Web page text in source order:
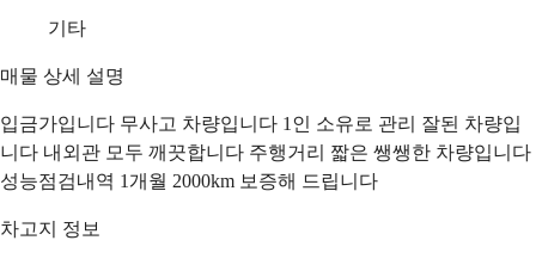
기타
매물 상세 설명
입금가입니다 무사고 차량입니다 1인 소유로 관리 잘된 차량입
니다 내외관 모두 깨끗합니다 주행거리 짧은 쌩쌩한 차량입니다
성능점검내역 1개월 2000km 보증해 드립니다
차고지 정보